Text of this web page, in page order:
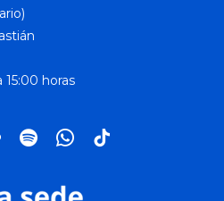
horas
spotifywhatsapp
tik